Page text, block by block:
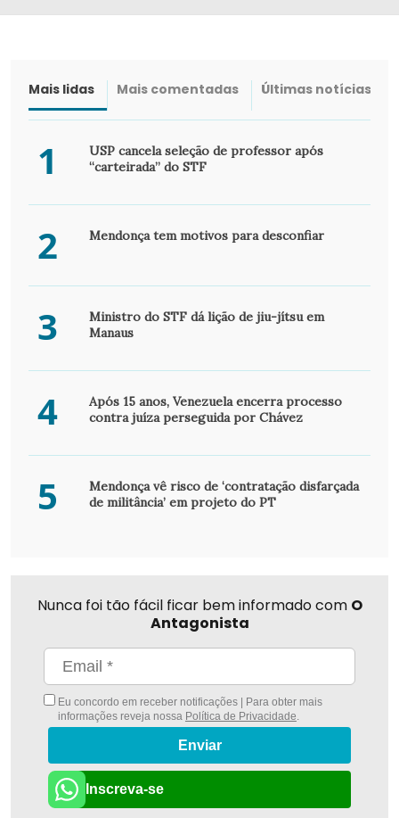
Mais lidas Mais comentadas Últimas notícias
1
USP cancela seleção de professor após
“carteirada” do STF
2 Mendonça tem motivos para desconfiar
3
Ministro do STF dá lição de jiu-jítsu em
Manaus
4
Após 15 anos, Venezuela encerra processo
contra juíza perseguida por Chávez
5
Mendonça vê risco de ‘contratação disfarçada
de militância’ em projeto do PT
Nunca foi tão fácil ficar bem informado com O
Antagonista
Eu concordo em receber notificações | Para obter mais
informações reveja nossa Política de Privacidade.
Enviar
Inscreva-se